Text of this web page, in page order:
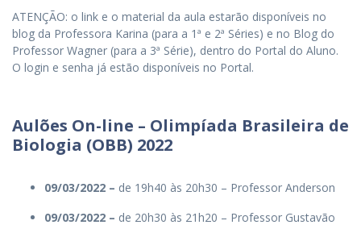
ATENÇÃO: o link e o material da aula estarão disponíveis no
blog da Professora Karina (para a 1ª e 2ª Séries) e no Blog do
Professor Wagner (para a 3ª Série), dentro do Portal do Aluno.
O login e senha já estão disponíveis no Portal.
Aulões On-line – Olimpíada Brasileira de
Biologia (OBB) 2022
09/03/2022 – de 19h40 às 20h30 – Professor Anderson
09/03/2022 – de 20h30 às 21h20 – Professor Gustavão